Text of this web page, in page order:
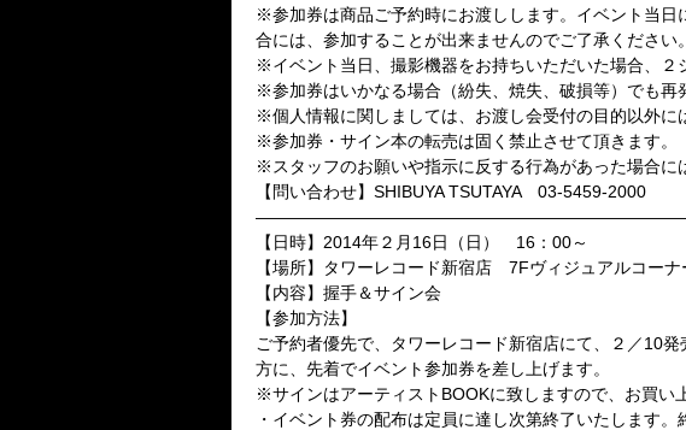
※参加券は商品ご予約時にお渡しします。イベント当
合には、参加することが出来ませんのでご了承ください。
※イベント当日、撮影機器をお持ちいただいた場合、２
※参加券はいかなる場合（紛失、焼失、破損等）でも再
※個人情報に関しましては、お渡し会受付の目的以外に
※参加券・サイン本の転売は固く禁止させて頂きます。
※スタッフのお願いや指示に反する行為があった場合に
【問い合わせ】SHIBUYA TSUTAYA 03-5459-2000
【日時】2014年２月16日（日） 16：00～
【場所】タワーレコード新宿店 7Fヴィジュアルコーナ
【内容】握手＆サイン会
【参加方法】
ご予約者優先で、タワーレコード新宿店にて、２／10
方に、先着でイベント参加券を差し上げます。
※サインはアーティストBOOKに致しますので、お買い
・イベント券の配布は定員に達し次第終了いたします